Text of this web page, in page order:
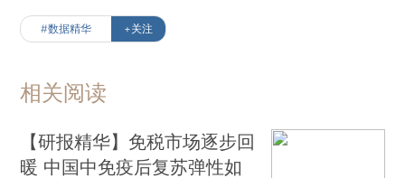
#数据精华 +关注
相关阅读
【研报精华】免税市场逐步回
暖 中国中免疫后复苏弹性如